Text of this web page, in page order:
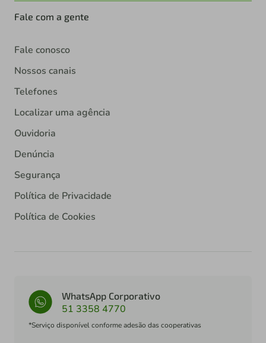
Fale com a gente
Fale conosco
Nossos canais
Telefones
Localizar uma agência
Ouvidoria
Denúncia
Segurança
Política de Privacidade
Política de Cookies
WhatsApp Corporativo
51 3358 4770
*Serviço disponível conforme adesão das cooperativas